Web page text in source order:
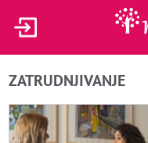
ZATRUDNJIVANJE